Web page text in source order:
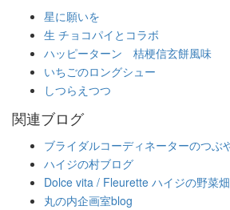
星に願いを
生 チョコパイとコラボ
ハッピーターン 桔梗信玄餅風味
いちごのロングシュー
しつらえつつ
関連ブログ
ブライダルコーディネーターのつぶ
ハイジの村ブログ
Dolce vita / Fleurette ハイジの野菜
丸の内企画室blog